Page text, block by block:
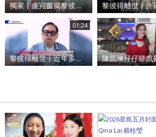
獨家丨盧宛茵揭黎彼得最後時光：醫院插喉有痰講唔到嘢 經典歌《浪子心聲》金句源自廟街睇相佬
01:24
黎彼得離世丨近年多次入ICU 契仔黃宗澤曾施援手助醫重病：佢瀟灑一生唔想大家唔開心